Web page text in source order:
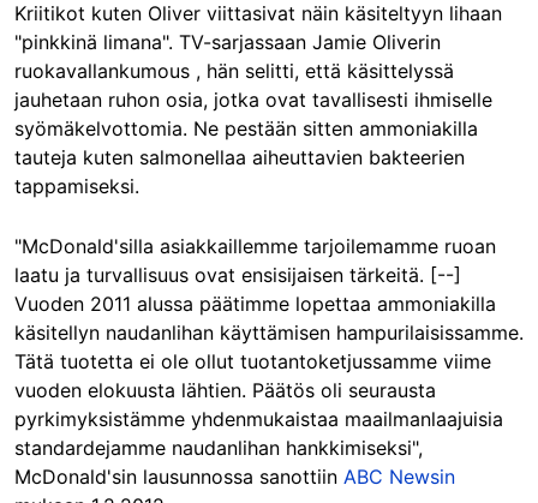
Kriitikot kuten Oliver viittasivat näin käsiteltyyn lihaan
"pinkkinä limana". TV-sarjassaan Jamie Oliverin
ruokavallankumous , hän selitti, että käsittelyssä
jauhetaan ruhon osia, jotka ovat tavallisesti ihmiselle
syömäkelvottomia. Ne pestään sitten ammoniakilla
tauteja kuten salmonellaa aiheuttavien bakteerien
tappamiseksi.
"McDonald'silla asiakkaillemme tarjoilemamme ruoan
laatu ja turvallisuus ovat ensisijaisen tärkeitä. [--]
Vuoden 2011 alussa päätimme lopettaa ammoniakilla
käsitellyn naudanlihan käyttämisen hampurilaisissamme.
Tätä tuotetta ei ole ollut tuotantoketjussamme viime
vuoden elokuusta lähtien. Päätös oli seurausta
pyrkimyksistämme yhdenmukaistaa maailmanlaajuisia
standardejamme naudanlihan hankkimiseksi",
McDonald'sin lausunnossa sanottiin ABC Newsin